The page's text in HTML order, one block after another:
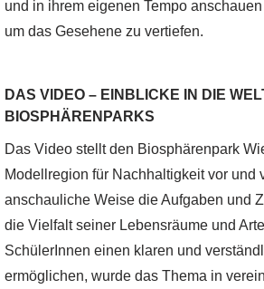
und in ihrem eigenen Tempo
um das Gesehene zu vertiefen.
DAS VIDEO – EINBLICKE IN DIE
BIOSPHÄRENPARKS
Das Video stellt den Biosphärenpark
Modellregion für Nachhaltigkeit vor und
anschauliche Weise die Aufgaben und
die Vielfalt seiner Lebensräume und
SchülerInnen einen klaren und
ermöglichen, wurde das Thema in